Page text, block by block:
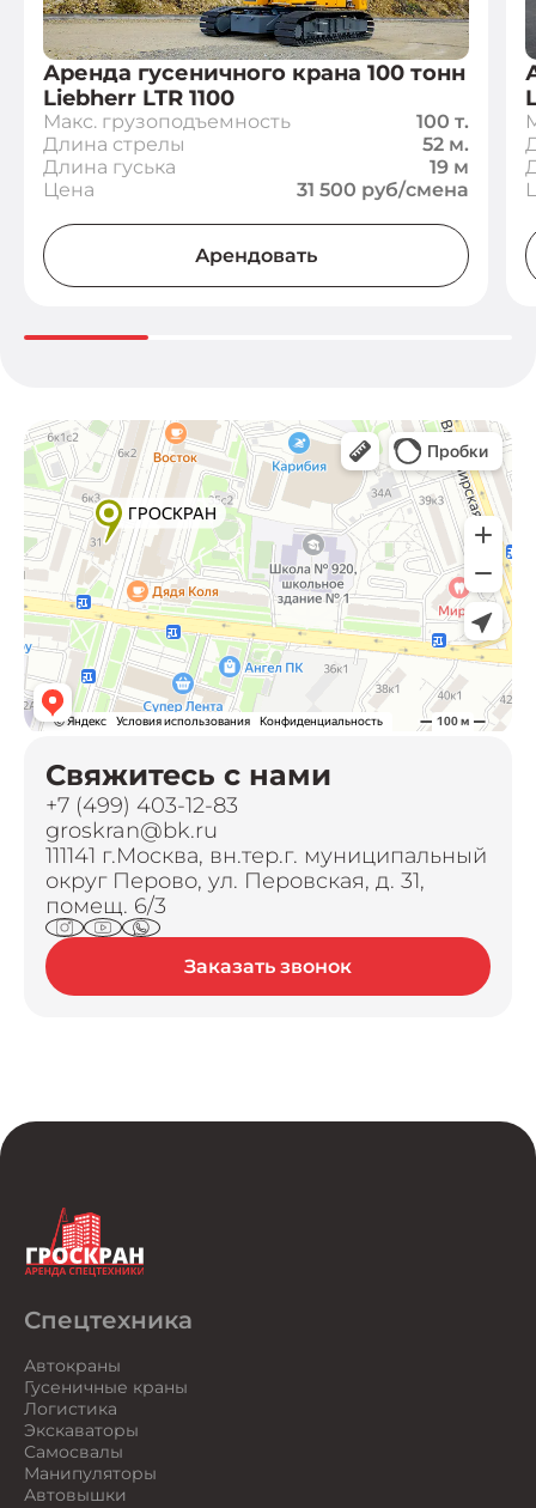
Аренда гусеничного крана 100 тонн
Liebherr LTR 1100
Макс. грузоподъемность
100 т.
Длина стрелы
52 м.
Длина гуська
19 м
Цена
31 500 руб/смена
Арендовать
Свяжитесь с нами
+7 (499) 403-12-83
groskran@bk.ru
111141 г.Москва, вн.тер.г. муниципальный
округ Перово, ул. Перовская, д. 31,
помещ. 6/3
Заказать звонок
Спецтехника
Автокраны
Гусеничные краны
Логистика
Экскаваторы
Самосвалы
Манипуляторы
Автовышки